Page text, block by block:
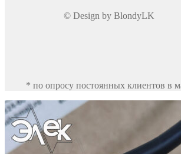
© Design by BlondyLK
* по опросу постоянных клиентов в